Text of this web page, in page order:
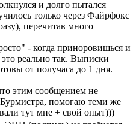
и долго пытался
только через Файрфокс
перечитав много
- когда приноровишься и
реально так. Выписки
от получаса до 1 дня.
этим сообщением не
помогаю теми же
тут мне + свой опыт)))